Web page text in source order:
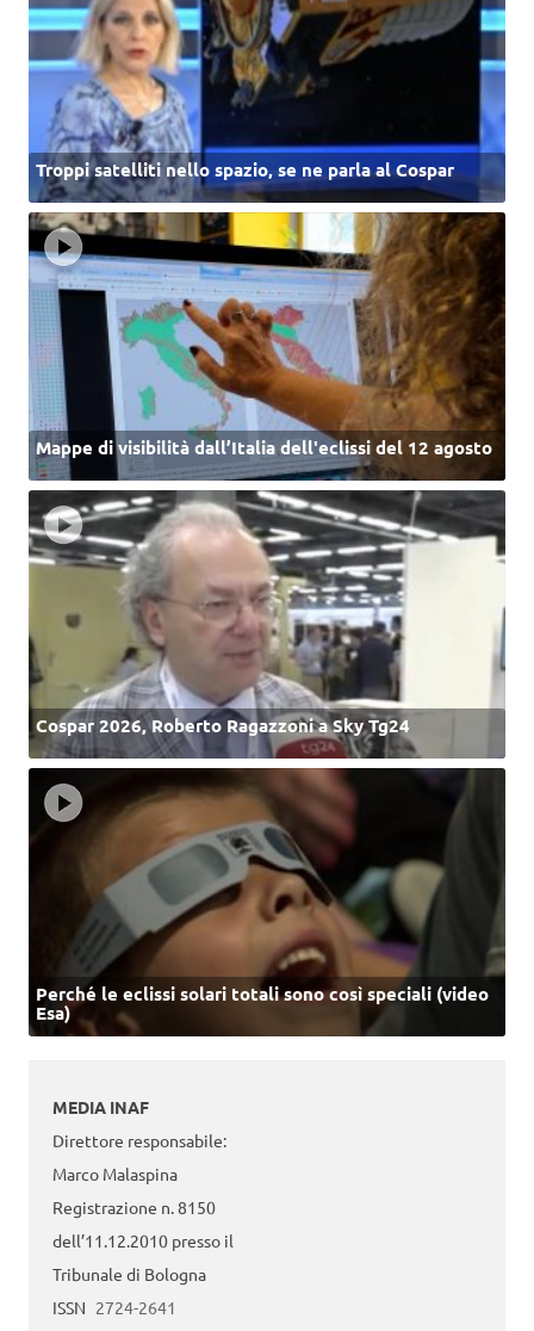
Troppi satelliti nello spazio, se ne parla al Cospar
Mappe di visibilità dall’Italia dell'eclissi del 12 agosto
Cospar 2026, Roberto Ragazzoni a Sky Tg24
Perché le eclissi solari totali sono così speciali (video
Esa)
MEDIA INAF
Direttore responsabile:
Marco Malaspina
Registrazione n. 8150
dell’11.12.2010 presso il
Tribunale di Bologna
ISSN 2724-2641